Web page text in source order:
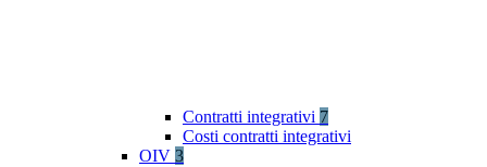
Contratti integrativi 7
Costi contratti integrativi
OIV 3